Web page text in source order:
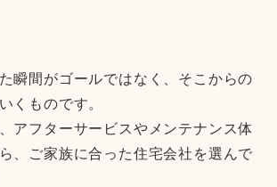
瞬間がゴールではなく、そこからの
くものです。
アフターサービスやメンテナンス体
、ご家族に合った住宅会社を選んで